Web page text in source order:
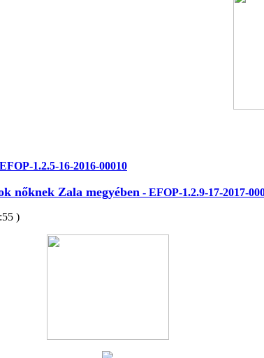
EFOP-1.2.5-16-2016-00010
nőknek Zala megyében - EFOP-1.2.9-17-2017-
)